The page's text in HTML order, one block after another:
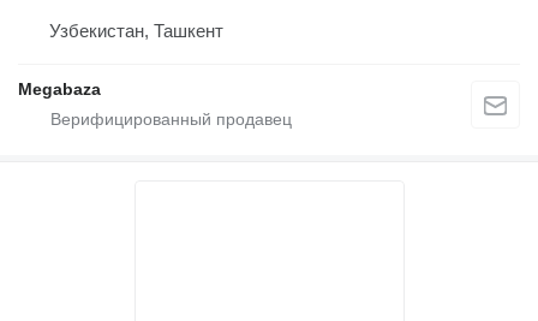
Узбекистан, Ташкент
Megabaza